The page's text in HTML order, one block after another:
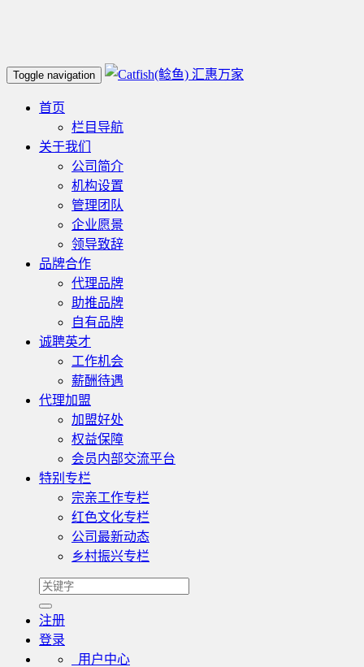
Toggle navigation 汇惠万家
首页
栏目导航
关于我们
公司简介
机构设置
管理团队
企业愿景
领导致辞
品牌合作
代理品牌
助推品牌
自有品牌
诚聘英才
工作机会
薪酬待遇
代理加盟
加盟好处
权益保障
会员内部交流平台
特别专栏
宗亲工作专栏
红色文化专栏
公司最新动态
乡村振兴专栏
注册
登录
用户中心